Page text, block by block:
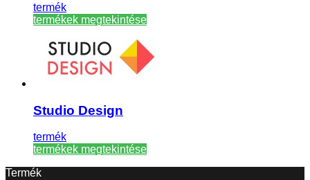
termék
termékek megtekintése
Studio Design
termék
termékek megtekintése
Termék